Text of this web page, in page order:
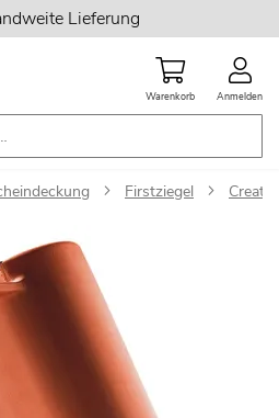
Lieferung
Warenkorb Anmelden
Firstziegel